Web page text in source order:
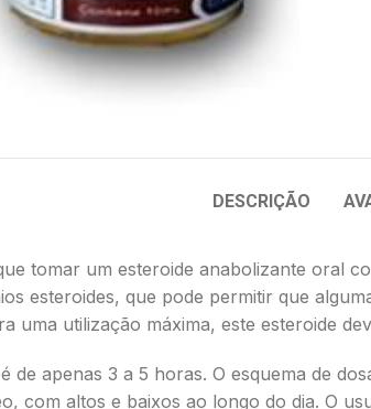
DESCRIÇÃO
tomar um esteroide anabolizante oral
esteroides, que pode permitir que
uma utilização máxima, este esteroide
de apenas 3 a 5 horas. O esquema de
com altos e baixos ao longo do dia. O